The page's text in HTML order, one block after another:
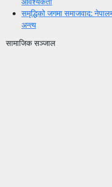
समृद्धिको जगमा समाजवाद:
अन्त्य
सामाजिक सञ्जाल